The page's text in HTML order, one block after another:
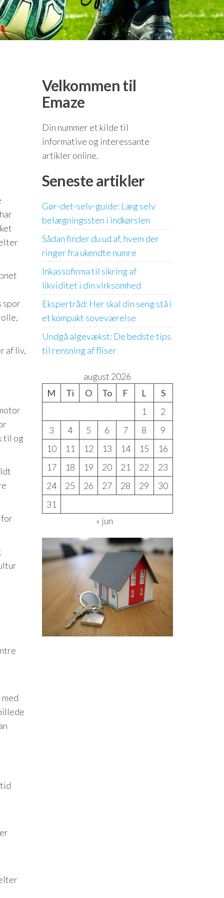
spor
af liv,
til og
for
Velkommen til
Emaze
Din nummer et kilde til
informative og interessante
artikler online.
Seneste artikler
Gør-det-selv-guide: Læg selv
belægningssten i indkørslen
Sådan finder du ud af, hvem der
ringer fra ukendte numre
Inkassofirma til sikring af
likviditet i din virksomhed
Ekspertråd: Her skal din seng stå i
et kompakt soveværelse
Undgå algevækst: De bedste tips
til rensning af fliser
august 2026
M
Ti O To F L
S
1
2
3
4 5 6 7 8
9
10
11 12 13 14 15
16
17
18 19 20 21 22
23
24
25 26 27 28 29
30
31
« jun